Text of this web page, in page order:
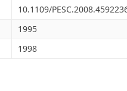
10.1109/
1995
1998